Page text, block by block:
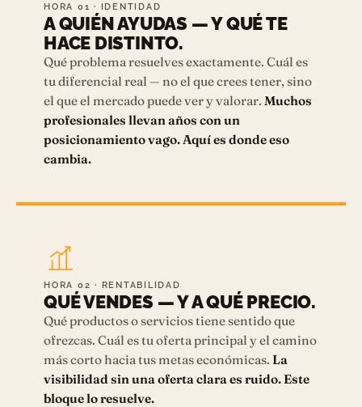
HORA 01 · IDENTIDAD
A QUIÉN AYUDAS — Y QUÉ TE
HACE DISTINTO.
Qué problema resuelves exactamente. Cuál es
tu diferencial real — no el que crees tener, sino
el que el mercado puede ver y valorar. Muchos
profesionales llevan años con un
posicionamiento vago. Aquí es donde eso
cambia.
HORA 02 · RENTABILIDAD
QUÉ VENDES — Y A QUÉ PRECIO.
Qué productos o servicios tiene sentido que
ofrezcas. Cuál es tu oferta principal y el camino
más corto hacia tus metas económicas. La
visibilidad sin una oferta clara es ruido. Este
bloque lo resuelve.